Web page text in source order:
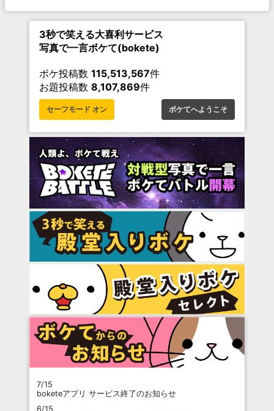
3秒で笑える大喜利サービス
写真で一言ボケて(bokete)
ボケ投稿数 115,513,567件
お題投稿数 8,107,869件
セーフモード オン ボケてへようこそ
7/15
boketeアプリ サービス終了のお知らせ
6/15